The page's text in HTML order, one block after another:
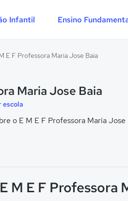
Infantil Ensino
E F Professora Maria Jose Baia
Maria Jose Baia
escola
o E M E F Professora Maria Jose
M E F Professora